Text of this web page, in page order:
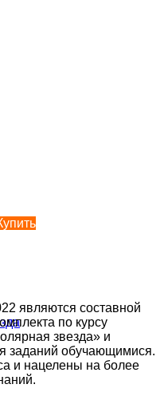
являются составной
по курсу
звезда» и
заданий обучающимися.
и нацелены на более